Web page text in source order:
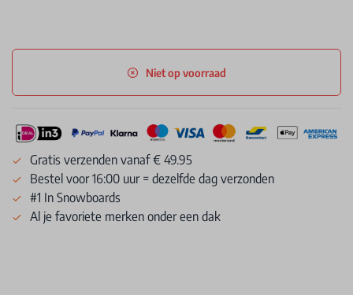
Niet op voorraad
Gratis verzenden vanaf € 49.95
Bestel voor 16:00 uur = dezelfde dag verzonden
#1 In Snowboards
Al je favoriete merken onder een dak